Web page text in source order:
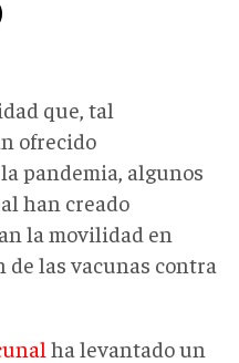
que, tal
ofrecido
pandemia, algunos
han creado
la movilidad en
las vacunas contra
ha levantado un